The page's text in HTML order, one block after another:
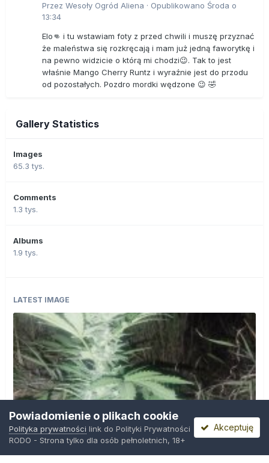
Przez Wesoły Ogród Aliena · Opublikowano Środa o
13:34
Elo👊 i tu wstawiam foty z przed chwili i muszę przyznać
że maleństwa się rozkręcają i mam już jedną faworytkę i
na pewno widzicie o którą mi chodzi😉. Tak to jest
właśnie Mango Cherry Runtz i wyraźnie jest do przodu
od pozostałych. Pozdro mordki wędzone 😉 🤣
Gallery Statistics
Images
65.3 tys.
Comments
1.3 tys.
Albums
1.9 tys.
LATEST IMAGE
Powiadomienie o plikach cookie
Polityka prywatności link do Polityki Prywatności
RODO - Strona tylko dla osób pełnoletnich, 18+
Akceptuję